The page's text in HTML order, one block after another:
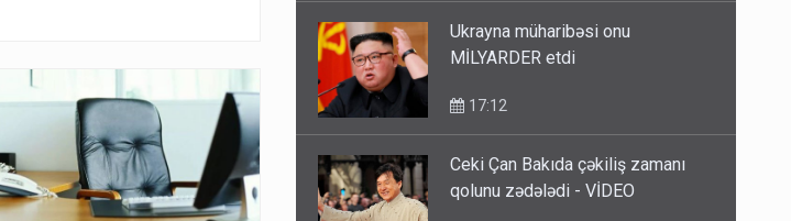
Ukrayna müharibəsi onu
MİLYARDER etdi
17:12
Ceki Çan Bakıda çəkiliş zamanı
qolunu zədələdi - VİDEO